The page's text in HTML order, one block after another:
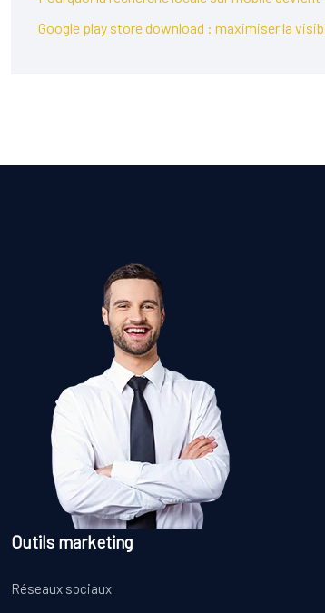
Google play store download : maximiser la
Outils marketing
Réseaux sociaux